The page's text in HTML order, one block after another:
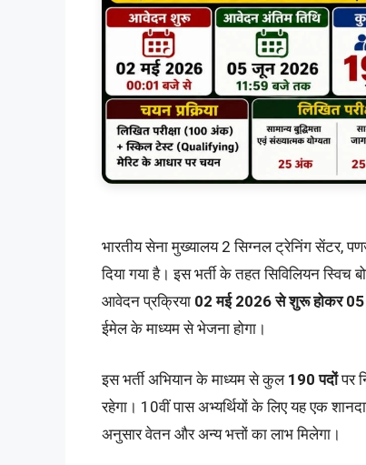
भारतीय सेना मुख्यालय 2 सिग्नल ट्रेनिंग सेंटर,
दिया गया है। इस भर्ती के तहत सिविलियन स्विच
आवेदन प्रक्रिया 02 मई 2026 से शुरू होकर
ईमेल के माध्यम से भेजना होगा।
इस भर्ती अभियान के माध्यम से कुल 190 पदोंपर
रहेगा। 10वीं पास अभ्यर्थियों के लिए यह एक
अनुसार वेतन और अन्य भत्तों का लाभ मिलेगा।